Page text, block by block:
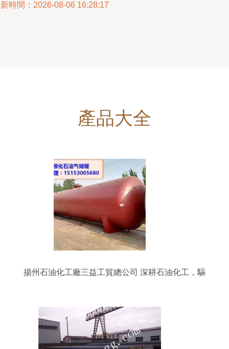
時間：2026-08-06 16:28:17
產品大全
揚州石油化工廠三益工貿總公司 深耕石油化工，驅